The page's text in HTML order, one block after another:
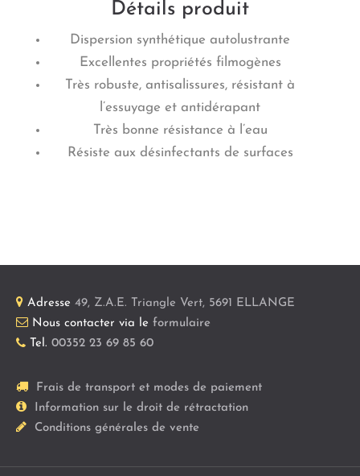
Détails produit
Dispersion synthétique autolustrante
Excellentes propriétés filmogènes
Très robuste, antisalissures, résistant à
l’essuyage et antidérapant
Très bonne résistance à l’eau
Résiste aux désinfectants de surfaces
Adresse 49, Z.A.E. Triangle Vert, 5691 ELLANGE
Nous contacter via le formulaire
Tel. 00352 23 69 85 60
Frais de transport et modes de paiement
Information sur le droit de rétractation
Conditions générales de vente